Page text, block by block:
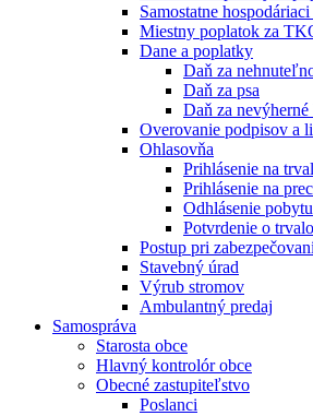
Samostatne
Miestny poplatok za
Dane a poplatky
Daň za
Daň za psa
Daň za
Overovanie podpisov a
Ohlasovňa
Prihlásenie na
Prihlásenie na
Odhlásenie pobytu
Potvrdenie o
Postup pri
Stavebný úrad
Výrub stromov
Ambulantný predaj
Samospráva
Starosta obce
Hlavný kontrolór obce
Obecné zastupiteľstvo
Poslanci